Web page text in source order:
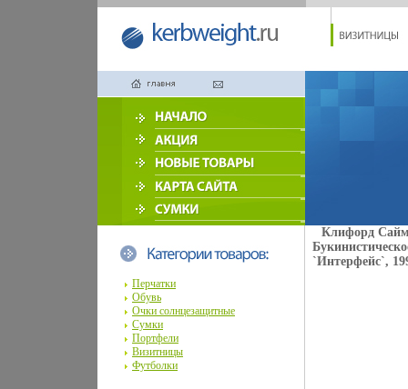
Перчатки
Обувь
Очки солнцезащитные
Сумки
Портфели
Визитницы
Футболки
Клифорд
`Интерфейс`,